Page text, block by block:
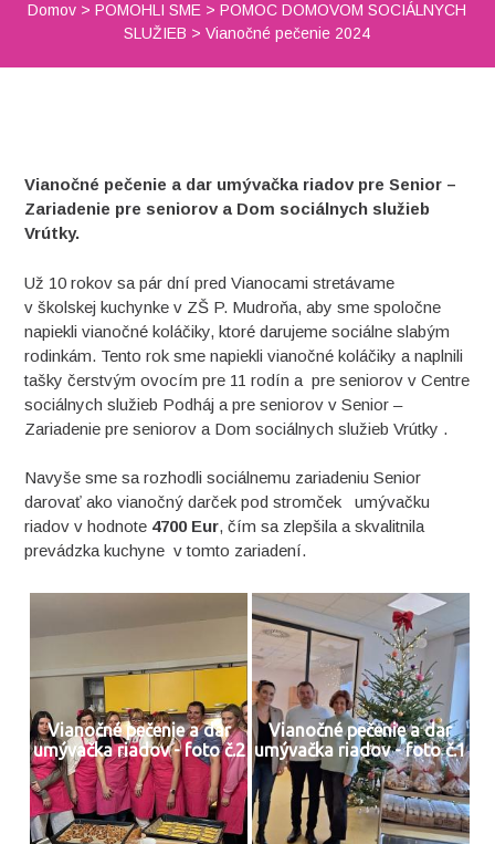
Domov >POMOHLI SME >POMOC DOMOVOM SOCIÁLNYCH
SLUŽIEB >Vianočné pečenie 2024
Vianočné pečenie a dar umývačka riadov pre Senior –
Zariadenie pre seniorov a Dom sociálnych služieb
Vrútky.
Už 10 rokov sa pár dní pred Vianocami stretávame
v školskej kuchynke v ZŠ P. Mudroňa, aby sme spoločne
napiekli vianočné koláčiky, ktoré darujeme sociálne slabým
rodinkám. Tento rok sme napiekli vianočné koláčiky a naplnili
tašky čerstvým ovocím pre 11 rodín a pre seniorov v Centre
sociálnych služieb Podháj a pre seniorov v Senior –
Zariadenie pre seniorov a Dom sociálnych služieb Vrútky .
Navyše sme sa rozhodli sociálnemu zariadeniu Senior
darovať ako vianočný darček pod stromček umývačku
riadov v hodnote 4700 Eur, čím sa zlepšila a skvalitnila
prevádzka kuchyne v tomto zariadení.
Vianočné pečenie a dar
umývačka riadov - foto č.2
Vianočné pečenie a dar
umývačka riadov - foto č.1